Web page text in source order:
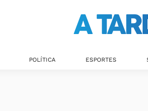
POLÍTICA ESPORTES